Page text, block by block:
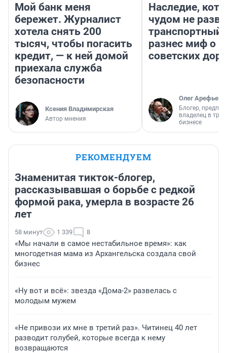
Мой банк меня
бережет. Журналист
хотела снять 200
тысяч, чтобы погасить
кредит, — к ней домой
приехала служба
безопасности
Ксения Владимирская
Автор мнения
Наследие,
чудом не
транспортный
разнес миф о
советских
Олег Арефьев
Блогер,
владелец в
бизнесе
РЕКОМЕНДУЕМ
Знаменитая тикток-блогер,
рассказывавшая о борьбе с редкой
формой рака, умерла в возрасте 26
лет
58 минут 1 339 8
«Мы начали в самое нестабильное время»: как
многодетная мама из Архангельска создала свой
бизнес
«Ну вот и всё»: звезда «Дома-2» развелась с
молодым мужем
«Не привози их мне в третий раз». Читинец 40 лет
разводит голубей, которые всегда к нему
возвращаются